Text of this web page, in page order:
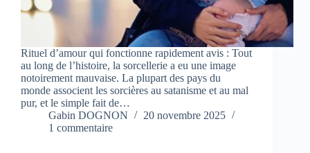
Rituel d’amour qui fonctionne rapidement avis : Tout
au long de l’histoire, la sorcellerie a eu une image
notoirement mauvaise. La plupart des pays du
monde associent les sorcières au satanisme et au mal
pur, et le simple fait de…
Gabin DOGNON
20 novembre 2025
1 commentaire